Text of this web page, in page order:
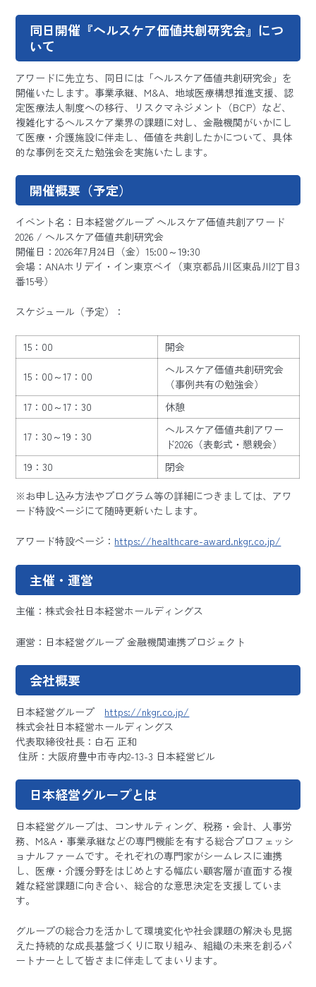
同日開催『ヘルスケア価値共創研究会』につ
いて
アワードに先立ち、同日には「ヘルスケア価値共創研究会」を
開催いたします。事業承継、M&A、地域医療構想推進支援、認
定医療法人制度への移行、リスクマネジメント（BCP）など、
複雑化するヘルスケア業界の課題に対し、金融機関がいかにし
て医療・介護施設に伴走し、価値を共創したかについて、具体
的な事例を交えた勉強会を実施いたします。
開催概要（予定）
イベント名：日本経営グループ ヘルスケア価値共創アワード
2026 / ヘルスケア価値共創研究会
開催日：2026年7月24日（金）15:00～19:30
会場：ANAホリデイ・イン東京ベイ（東京都品川区東品川2丁目3
番15号）
スケジュール（予定）：
15：00 開会
15：00～17：00
ヘルスケア価値共創研究会
（事例共有の勉強会）
17：00～17：30
休憩
17：30～19：30
ヘルスケア価値共創アワー
ド2026（表彰式・懇親会）
19：30
閉会
※お申し込み方法やプログラム等の詳細につきましては、アワ
ード特設ページにて随時更新いたします。
アワード特設ページ： https://healthcare-award.nkgr.co.jp/
主催・運営
主催：株式会社日本経営ホールディングス
運営：日本経営グループ 金融機関連携プロジェクト
会社概要
日本経営グループ https://nkgr.co.jp/
株式会社日本経営ホールディングス
代表取締役社長：白石 正和
住所：大阪府豊中市寺内2-13-3 日本経営ビル
日本経営グループとは
日本経営グループは、コンサルティング、税務・会計、人事労
務、M&A・事業承継などの専門機能を有する総合プロフェッシ
ョナルファームです。それぞれの専門家がシームレスに連携
し、医療・介護分野をはじめとする幅広い顧客層が直面する複
雑な経営課題に向き合い、総合的な意思決定を支援していま
す。
グループの総合力を活かして環境変化や社会課題の解決も見据
えた持続的な成長基盤づくりに取り組み、組織の未来を創るパ
ートナーとして皆さまに伴走してまいります。